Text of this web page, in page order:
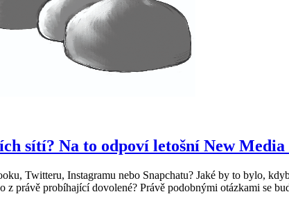
sítí? Na to odpoví letošní New
Twitteru, Instagramu nebo Snapchatu? Jaké by to bylo,
z právě probíhající dovolené? Právě podobnými otázkami se